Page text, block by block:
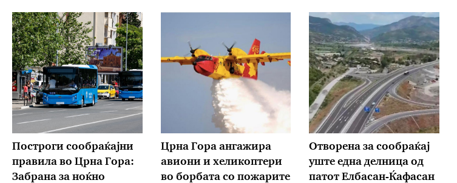
Построги сообраќајни
правила во Црна Гора:
Забрана за ноќно
Црна Гора ангажира
авиони и хеликоптери
во борбата со пожарите
Отворена за сообраќај
уште една делница од
патот Елбасан-Ќафасан